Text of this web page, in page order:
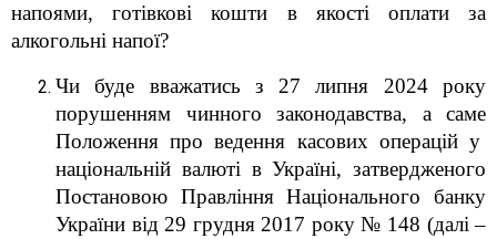
напоями, готівкові кошти в якості оплати за
алкогольні напої?
Чи буде вважатись з 27 липня 2024 року
порушенням чинного законодавства, а саме
Положення про ведення касових операцій у
національній валюті в Україні, затвердженого
Постановою Правління Національного банку
України від 29 грудня 2017 року № 148 (далі –